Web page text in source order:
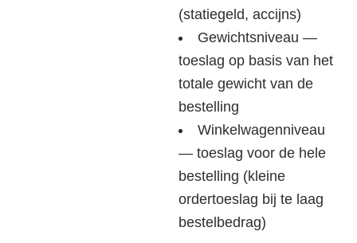
(statiegeld, accijns)
Gewichtsniveau —
toeslag op basis van het
totale gewicht van de
bestelling
Winkelwagenniveau
— toeslag voor de hele
bestelling (kleine
ordertoeslag bij te laag
bestelbedrag)